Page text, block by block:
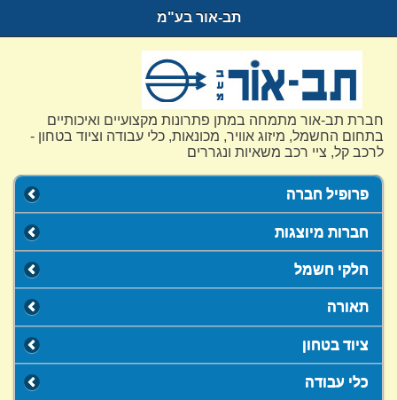
תב-אור בע"מ
חברת תב-אור מתמחה במתן פתרונות מקצועיים ואיכותיים
בתחום החשמל, מיזוג אוויר, מכונאות, כלי עבודה וציוד בטחון -
לרכב קל, ציי רכב משאיות ונגררים
פרופיל חברה
חברות מיוצגות
חלקי חשמל
תאורה
ציוד בטחון
כלי עבודה